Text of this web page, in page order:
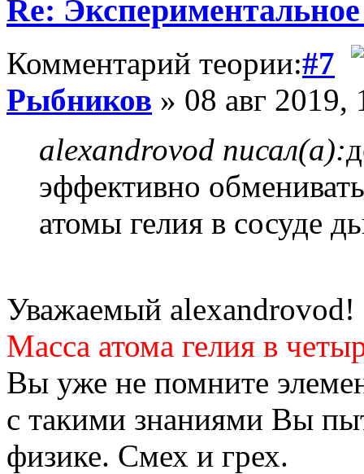
Re:
Комментарий теории:#7
Рыбников » 08 авг 2019,
alexandrovod писал(а):
эффективно
атомы гелия в сосуде
Уважаемый alexandrovod!
Масса атома гелия в
Вы уже не помните
с такими знаниями Вы
физике. Смех и грех.